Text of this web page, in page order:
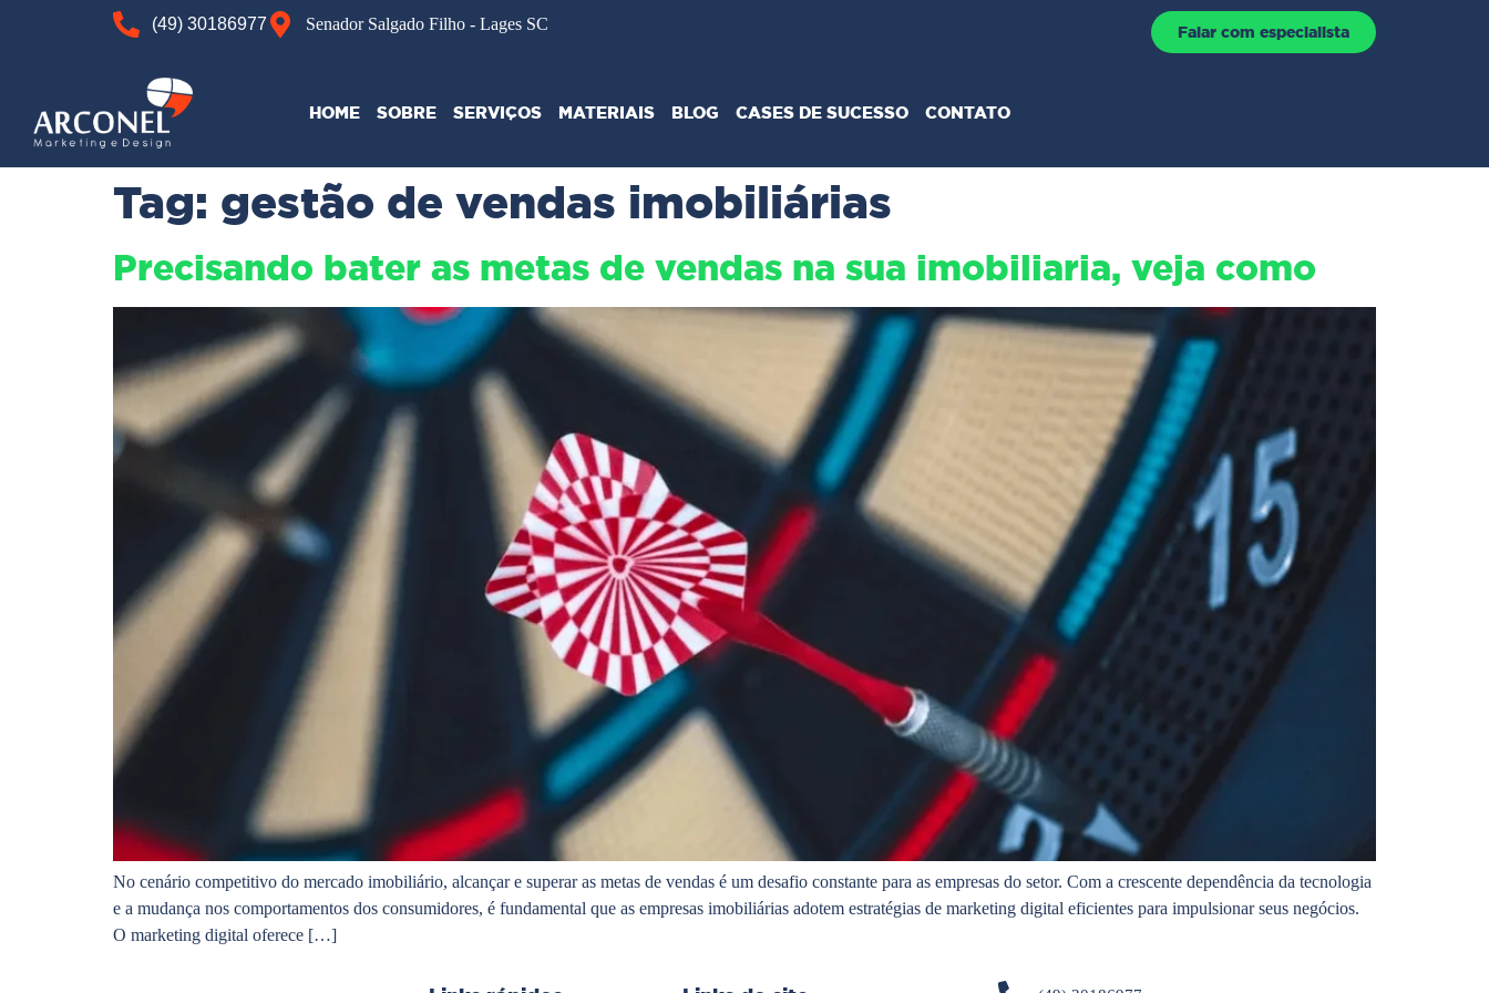
(49) 30186977 Senador Salgado Filho - Lages SC Falar com especialista
HOME SOBRE SERVIÇOS MATERIAIS BLOG CASES DE SUCESSO CONTATO
Tag: gestão de vendas imobiliárias
Precisando bater as metas de vendas na sua imobiliaria, veja como
No cenário competitivo do mercado imobiliário, alcançar e superar as metas de vendas é um desafio constante para as empresas do setor. Com a crescente dependência da tecnologia
e a mudança nos comportamentos dos consumidores, é fundamental que as empresas imobiliárias adotem estratégias de marketing digital eficientes para impulsionar seus negócios.
O marketing digital oferece […]